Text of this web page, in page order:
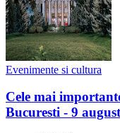
Evenimente si cultura
Cele mai
Bucuresti - 9